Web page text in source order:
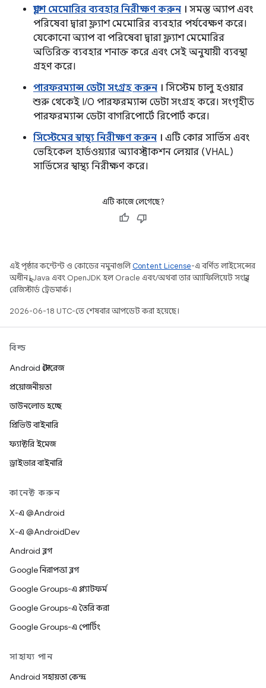
ফ্ল্যাশ মেমোরির ব্যবহার নিরীক্ষণ করুন । সমস্ত অ্যাপ এবং
পরিষেবা দ্বারা ফ্ল্যাশ মেমোরির ব্যবহার পর্যবেক্ষণ করে।
যেকোনো অ্যাপ বা পরিষেবা দ্বারা ফ্ল্যাশ মেমোরির
অতিরিক্ত ব্যবহার শনাক্ত করে এবং সেই অনুযায়ী ব্যবস্থা
গ্রহণ করে।
পারফরম্যান্স ডেটা সংগ্রহ করুন । সিস্টেম চালু হওয়ার
শুরু থেকেই I/O পারফরম্যান্স ডেটা সংগ্রহ করে। সংগৃহীত
পারফরম্যান্স ডেটা বাগরিপোর্টে রিপোর্ট করে।
সিস্টেমের স্বাস্থ্য নিরীক্ষণ করুন । এটি কোর সার্ভিস এবং
ভেহিকেল হার্ডওয়্যার অ্যাবস্ট্রাকশন লেয়ার (VHAL)
সার্ভিসের স্বাস্থ্য নিরীক্ষণ করে।
এটি কাজে লেগেছে?
এই পৃষ্ঠার কন্টেন্ট ও কোডের নমুনাগুলিContent License-এ বর্ণিত লাইসেন্সের
অধীনস্থ। Java এবং OpenJDK হল Oracle এবং/অথবা তার অ্যাফিলিয়েট সংস্থার
রেজিস্টার্ড ট্রেডমার্ক।
2026-06-18 UTC-তে শেষবার আপডেট করা হয়েছে।
বিল্ড
Android স্টোরেজ
প্রয়োজনীয়তা
ডাউনলোড হচ্ছে
প্রিভিউ বাইনারি
ফ্যাক্টরি ইমেজ
ড্রাইভার বাইনারি
কানেক্ট করুন
X-এ @Android
X-এ @AndroidDev
Android ব্লগ
Google নিরাপত্তা ব্লগ
Google Groups-এ প্ল্যাটফর্ম
Google Groups-এ তৈরি করা
Google Groups-এ পোর্টিং
সাহায্য পান
Android সহায়তা কেন্দ্র